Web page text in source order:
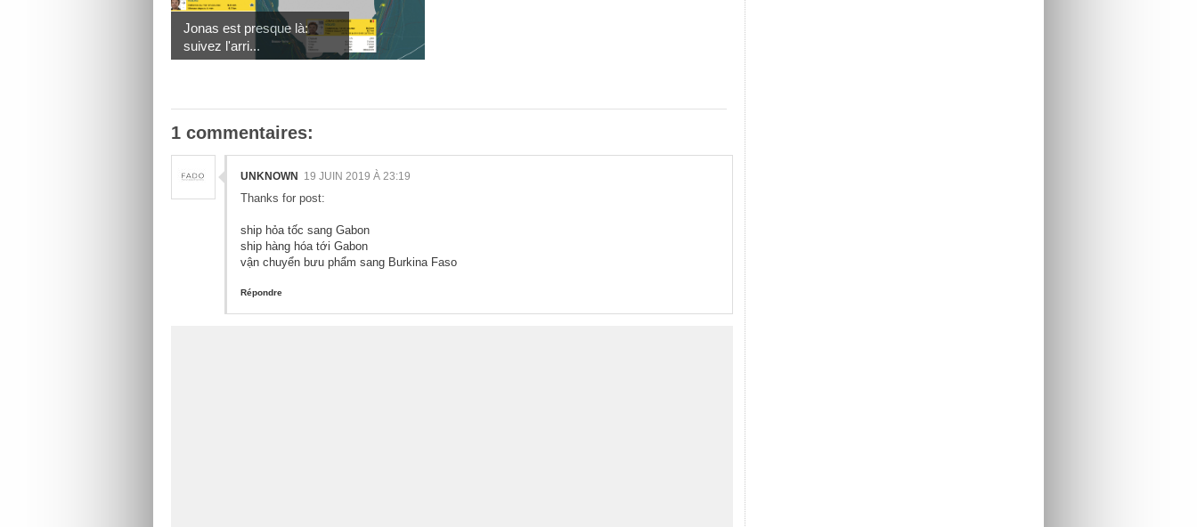
Jonas est presque là:
suivez l'arri...
1 commentaires:
UNKNOWN 19 JUIN 2019 À 23:19
Thanks for post:
ship hỏa tốc sang Gabon
ship hàng hóa tới Gabon
vận chuyển bưu phẩm sang Burkina Faso
Répondre